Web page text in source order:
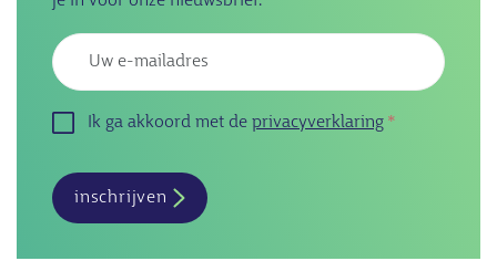
Ik ga akkoord met de privacyverklaring
inschrijven